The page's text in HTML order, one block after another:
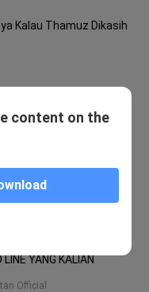
Kalau Thamuz Dikasih
kalian menghadapi Bug
kita kasi solusi 😎😲✨
LINE YANG KALIAN
Official
content on the